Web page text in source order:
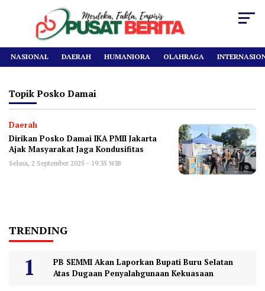
NASIONAL DAERAH HUMANIORA OLAHRAGA
Topik Posko Damai
Daerah
Dirikan Posko Damai IKA PMII Jakarta
Ajak Masyarakat Jaga Kondusifitas
Selasa, 2 September 2025 - 19:35 WIB
TRENDING
PB SEMMI Akan Laporkan Bupati Buru Selatan
Atas Dugaan Penyalahgunaan Kekuasaan